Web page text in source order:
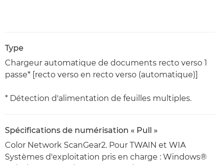
Type
Chargeur automatique de documents recto verso 1
passe* [recto verso en recto verso (automatique)]
* Détection d'alimentation de feuilles multiples.
Spécifications de numérisation « Pull »
Color Network ScanGear2. Pour TWAIN et WIA
Systèmes d'exploitation pris en charge : Windows®